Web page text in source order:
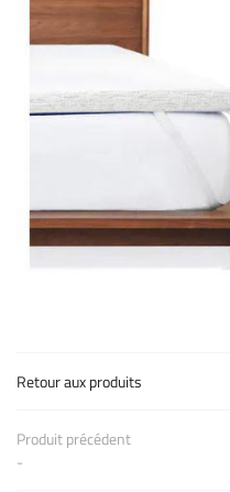
PRODUITS
CATALOGUE
Retour aux produits
Produit précédent
-